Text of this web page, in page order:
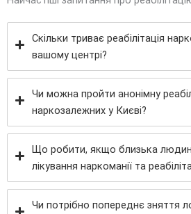
Скільки триває реабілітація
вашому центрі?
Чи можна пройти анонімну
наркозалежних у Києві?
Що робити, якщо близька
лікування наркоманії та
Чи потрібно попереднє зняття